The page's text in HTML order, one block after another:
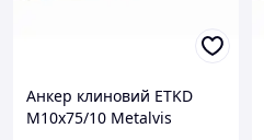
Анкер клиновий ETKD
М10х75/10 Metalvis